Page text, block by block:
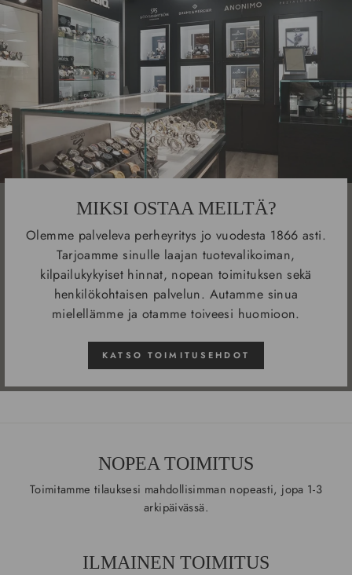
MIKSI OSTAA MEILTÄ?
Olemme palveleva perheyritys jo vuodesta 1866 asti.
Tarjoamme sinulle laajan tuotevalikoiman,
kilpailukykyiset hinnat, nopean toimituksen sekä
henkilökohtaisen palvelun. Autamme sinua
mielellämme ja otamme toiveesi huomioon.
KATSO TOIMITUSEHDOT
NOPEA TOIMITUS
Toimitamme tilauksesi mahdollisimman nopeasti, jopa 1-3
arkipäivässä.
ILMAINEN TOIMITUS